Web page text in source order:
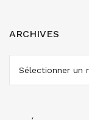
ARCHIVES
ARCHIVES